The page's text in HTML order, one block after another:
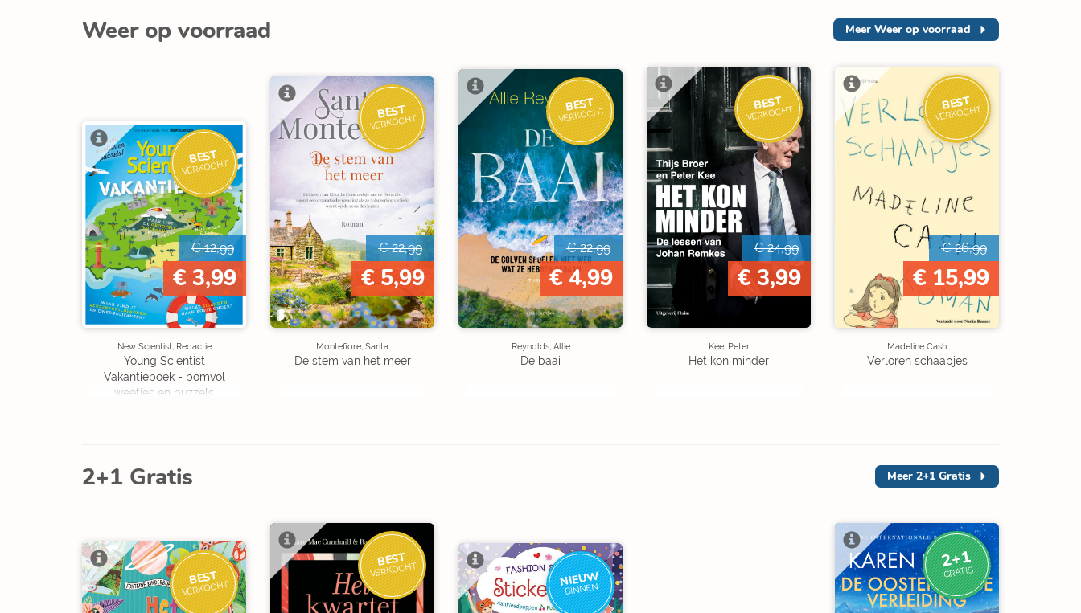
Weer op voorraad Meer Weer op voorraad
BEST
VERKOCHT
€ 12,99
€ 3,99
New Scientist, Redactie
Young Scientist
Vakantieboek - bomvol
weetjes en puzzels
BEST
VERKOCHT
€ 22,99
€ 5,99
Montefiore, Santa
De stem van het meer
BEST
VERKOCHT
€ 22,99
€ 4,99
Reynolds, Allie
De baai
BEST
VERKOCHT
€ 24,99
€ 3,99
Kee, Peter
Het kon minder
BEST
VERKOCHT
€ 26,99
€ 15,99
Madeline Cash
Verloren schaapjes
2+1 Gratis Meer 2+1 Gratis
BEST
VERKOCHT
BEST
VERKOCHT NIEUW
BINNEN
2+1
GRATIS